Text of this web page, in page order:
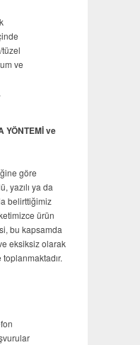
ve
YÖNTEMİ ve
göre
yazılı ya da
belirttiğimiz
ürün
bu kapsamda
eksiksiz olarak